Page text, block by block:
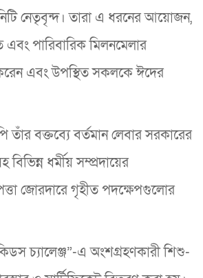
নেতৃবৃন্দ। তারা এ ধরনের আয়োজন,
এবং পারিবারিক মিলনমেলার
এবং উপস্থিত সকলকে ঈদের
বক্তব্যে বর্তমান লেবার সরকারের
ধর্মীয় সম্প্রদায়ের
জোরদারে গৃহীত পদক্ষেপগুলোর
চ্যালেঞ্জ”-এ অংশগ্রহণকারী শিশু-